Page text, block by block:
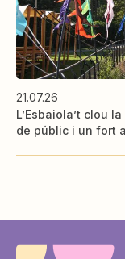
21.07.26
L’Esbaiola’t clou
de públic i un fort